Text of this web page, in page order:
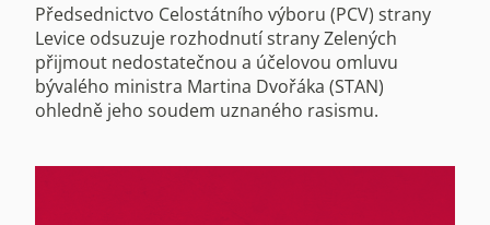
Předsednictvo Celostátního výboru (PCV) strany
Levice odsuzuje rozhodnutí strany Zelených
přijmout nedostatečnou a účelovou omluvu
bývalého ministra Martina Dvořáka (STAN)
ohledně jeho soudem uznaného rasismu.